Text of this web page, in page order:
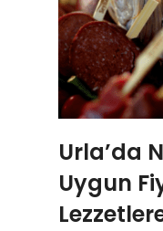
Urla’da
Uygun